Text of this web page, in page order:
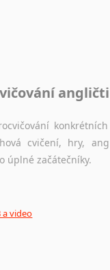
cvičení, hry,
úplné začátečníky.
a video